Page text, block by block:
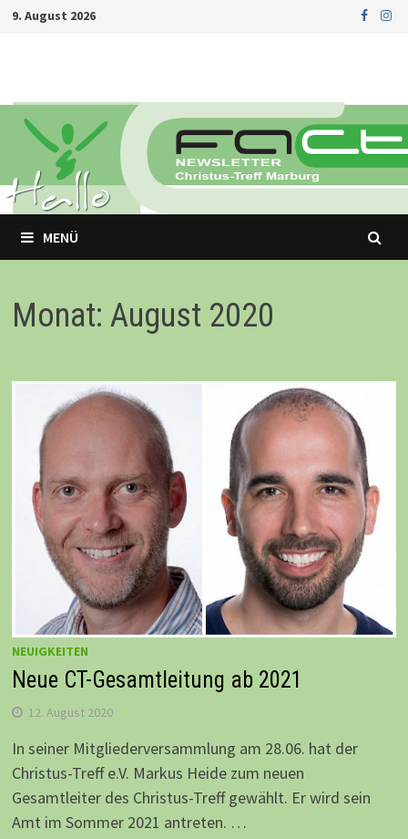
Zurück
9. August 2026
MENÜ
Monat: August 2020
NEUIGKEITEN
Neue CT-Gesamtleitung ab 2021
12. August 2020
In seiner Mitgliederversammlung am 28.06. hat der
Christus-Treff e.V. Markus Heide zum neuen
Gesamtleiter des Christus-Treff gewählt. Er wird sein
Amt im Sommer 2021 antreten. …